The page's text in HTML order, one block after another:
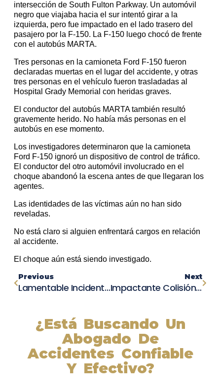
intersección de South Fulton Parkway. Un automóvil
negro que viajaba hacia el sur intentó girar a la
izquierda, pero fue impactado en el lado trasero del
pasajero por la F-150. La F-150 luego chocó de frente
con el autobús MARTA.
Tres personas en la camioneta Ford F-150 fueron
declaradas muertas en el lugar del accidente, y otras
tres personas en el vehículo fueron trasladadas al
Hospital Grady Memorial con heridas graves.
El conductor del autobús MARTA también resultó
gravemente herido. No había más personas en el
autobús en ese momento.
Los investigadores determinaron que la camioneta
Ford F-150 ignoró un dispositivo de control de tráfico.
El conductor del otro automóvil involucrado en el
choque abandonó la escena antes de que llegaran los
agentes.
Las identidades de las víctimas aún no han sido
reveladas.
No está claro si alguien enfrentará cargos en relación
al accidente.
El choque aún está siendo investigado.
Previous
Lamentable Incidente En Spartanburg: Fallece Bombero Jubilado En Trágico Choque Solitario
Next
Impactante Colisión En Concesionario Toyota Cobra Vida De Una Persona Y Deja Tres Heridos
¿Está Buscando Un
Abogado De
Accidentes Confiable
Y Efectivo?